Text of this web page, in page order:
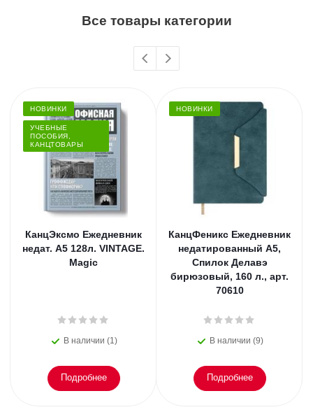
Все товары категории
НОВИНКИ
УЧЕБНЫЕ
ПОСОБИЯ,
КАНЦТОВАРЫ
КанцЭксмо Ежедневник
недат. А5 128л. VINTAGE.
Magic
В наличии (1)
Подробнее
НОВИНКИ
КанцФеникс Ежедневник
недатированный А5,
Спилок Делавэ
бирюзовый, 160 л., арт.
70610
В наличии (9)
Подробнее